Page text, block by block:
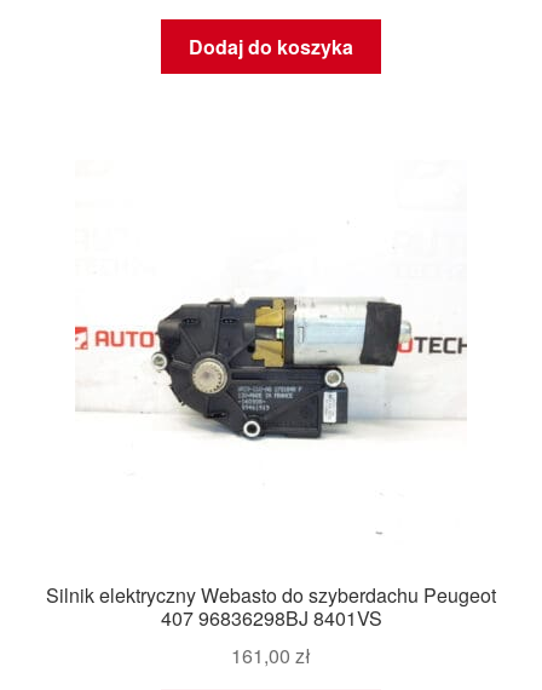
Dodaj do koszyka
Silnik elektryczny Webasto do szyberdachu Peugeot
407 96836298BJ 8401VS
161,00 zł